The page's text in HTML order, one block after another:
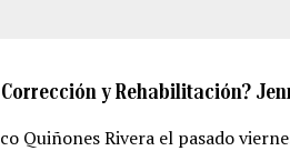
y Rehabilitación?
Quiñones Rivera el pasado